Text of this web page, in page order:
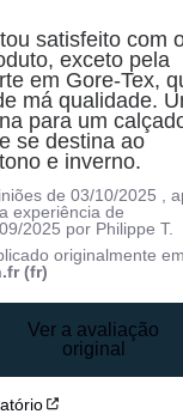
satisfeito com
exceto pela
em Gore-Tex,
má qualidade.
para um
se destina ao
e inverno.
de03/10/2025 ,
experiência de
2025 por Philippe T.
originalmente
(fr)
Ver a avaliação
original